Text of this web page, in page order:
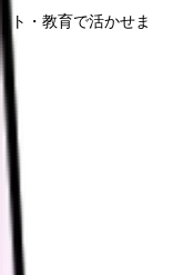
ト・教育で活かせま